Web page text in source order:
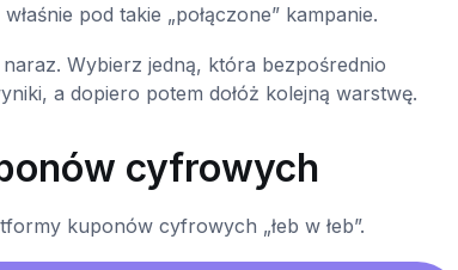
pod takie „połączone” kampanie.
Wybierz jedną, która bezpośrednio
a dopiero potem dołóż kolejną warstwę.
cyfrowych
kuponów cyfrowych „łeb w łeb”.